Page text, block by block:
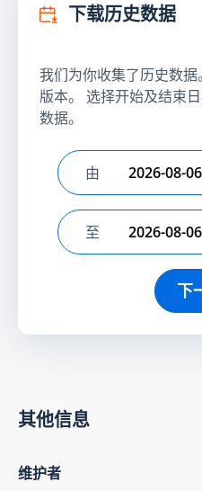
下载历史数据
我们为你收集了历史数
版本。 选择开始及结束
数据。
选择开始日期
由
选择结束日期
至
下
其他信息
维护者